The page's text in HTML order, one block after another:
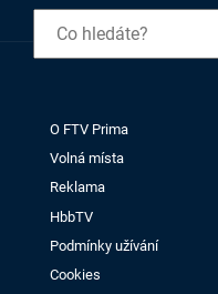
O FTV Prima
Volná místa
Reklama
HbbTV
Podmínky užívání
Cookies